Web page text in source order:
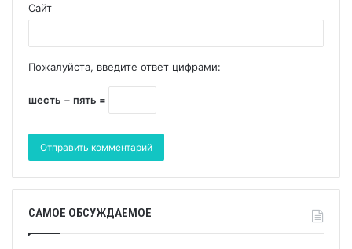
Сайт
Пожалуйста, введите ответ цифрами:
шесть − пять =
САМОЕ ОБСУЖДАЕМОЕ